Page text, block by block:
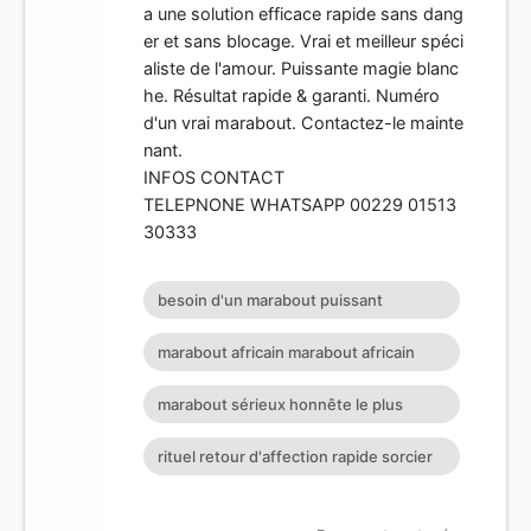
a une solution efficace rapide sans dang
er et sans blocage. Vrai et meilleur spéci
aliste de l'amour. Puissante magie blanc
he. Résultat rapide & garanti. Numéro
d'un vrai marabout. Contactez-le mainte
nant.
INFOS CONTACT
TELEPNONE WHATSAPP 00229 01513
30333
besoin d'un marabout puissant
d'Afrique bon marabout paris comment
avoir l'adresse téléphonique d'un vrai
marabout comment fonctionne le
marabout comment obtenir le numéro
marabout africain marabout africain
paris marabout africain serieux
marabout gbenanfa avis marabout du
bénin marabout France marabout
marabout sérieux honnête le plus
grand marabout du bénin marabout
voyant numéro d'un vrai marabout
rituel retour d'affection rapide sorcier